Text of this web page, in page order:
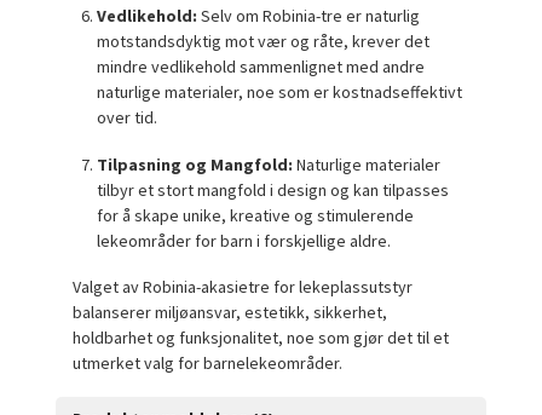
Vedlikehold: Selv om Robinia-tre er naturlig
motstandsdyktig mot vær og råte, krever det
mindre vedlikehold sammenlignet med andre
naturlige materialer, noe som er kostnadseffektivt
over tid.
Tilpasning og Mangfold: Naturlige materialer
tilbyr et stort mangfold i design og kan tilpasses
for å skape unike, kreative og stimulerende
lekeområder for barn i forskjellige aldre.
Valget av Robinia-akasietre for lekeplassutstyr
balanserer miljøansvar, estetikk, sikkerhet,
holdbarhet og funksjonalitet, noe som gjør det til et
utmerket valg for barnelekeområder.